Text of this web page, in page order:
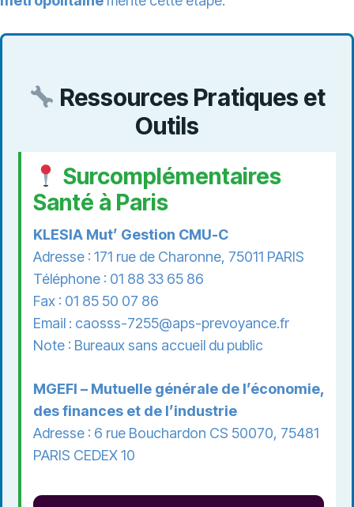
Ressources Pratiques et
Outils
Surcomplémentaires
Santé à Paris
KLESIA Mut’ Gestion CMU-C
Adresse : 171 rue de Charonne, 75011 PARIS
Téléphone : 01 88 33 65 86
Fax : 01 85 50 07 86
Email : caosss-7255@aps-prevoyance.fr
Note : Bureaux sans accueil du public
MGEFI – Mutuelle générale de l’économie,
des finances et de l’industrie
Adresse : 6 rue Bouchardon CS 50070, 75481
PARIS CEDEX 10